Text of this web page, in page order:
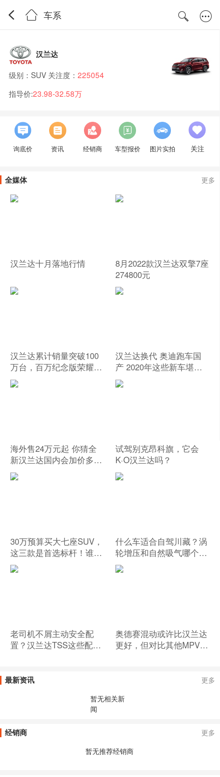
车系
汉兰达
级别：SUV 关注度： 225054
指导价:23.98-32.58万
询底价 资讯 经销商 车型报价 图片实拍 关注
全媒体 更多
汉兰达十月落地行情
8月2022款汉兰达双擎7座
274800元
汉兰达累计销量突破100
万台，百万纪念版荣耀面
世
汉兰达换代 奥迪跑车国
产 2020年这些新车堪
比“存款收割机”
海外售24万元起 你猜全
新汉兰达国内会加价多
少？
试驾别克昂科旗，它会
K·O汉兰达吗？
30万预算买大七座SUV，
这三款是首选标杆！谁是
最强选择？|选车
什么车适合自驾川藏？涡
轮增压和自然吸气哪个更
适应高海拔？
老司机不屑主动安全配
置？汉兰达TSS这些配置
奥德赛混动或许比汉兰达
更好，但对比其他MPV车
最新资讯
更多
暂无相关新
闻
经销商
更多
暂无推荐经销商